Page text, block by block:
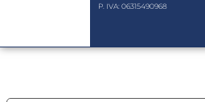
P. IVA: 06315490968